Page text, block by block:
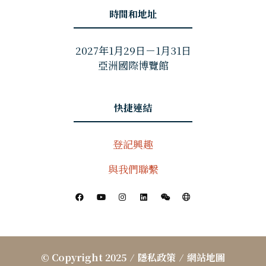
時間和地址
2027年1月29日－1月31日
亞洲國際博覽館
快捷連結
登記興趣
與我們聯繫
© Copyright 2025 隱私政策 網站地圖